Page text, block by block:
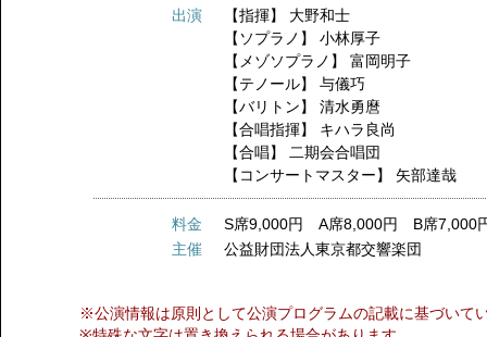
出演
【指揮】 大野和士
【ソプラノ】小林厚子
【メゾソプラノ】富岡明子
【テノール】与儀巧
【バリトン】清水勇麿
【合唱指揮】 キハラ良尚
【合唱】
二期会合唱団
【コンサートマスター】 矢部達哉
料金
S席9,000円 A席8,000円 B席
主催
公益財団法人東京都交響楽団
※公演情報は原則として公演プログラムの記載に基づいて